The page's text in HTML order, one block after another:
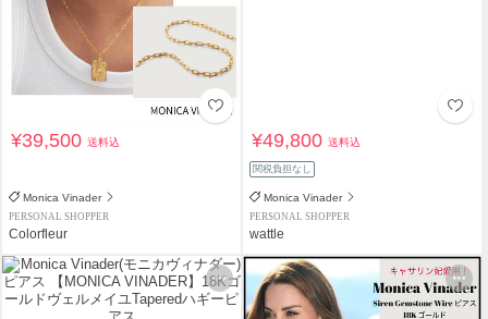
¥39,500送料込
Monica Vinader
PERSONAL SHOPPER
Colorfleur
¥49,800送料込
関税負担なし
Monica Vinader
PERSONAL SHOPPER
wattle